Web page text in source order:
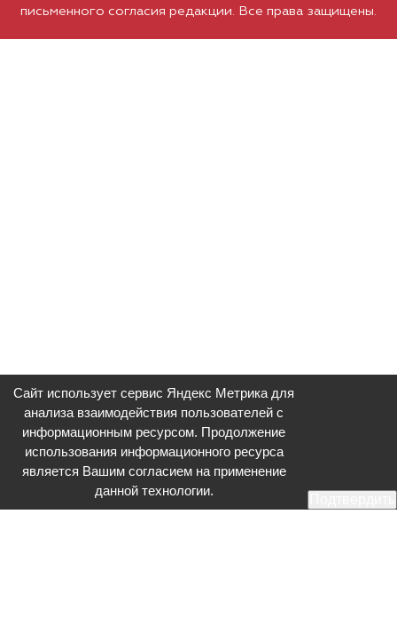
письменного согласия редакции. Все права защищены.
Сайт использует сервис Яндекс Метрика для
анализа взаимодействия пользователей с
информационным ресурсом. Продолжение
использования информационного ресурса
является Вашим согласием на применение
данной технологии.